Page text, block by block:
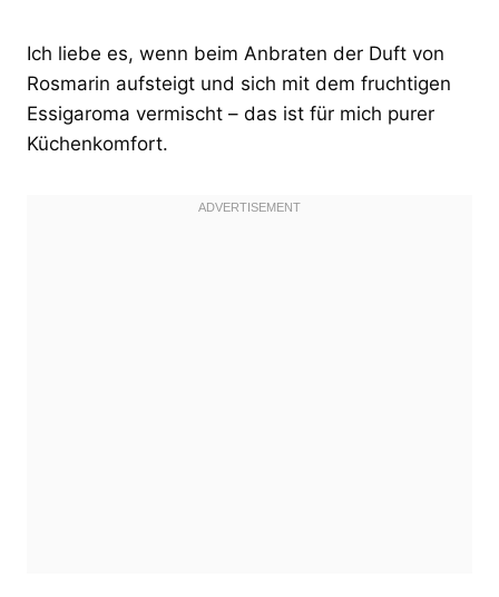
Ich liebe es, wenn beim Anbraten der Duft von
Rosmarin aufsteigt und sich mit dem fruchtigen
Essigaroma vermischt – das ist für mich purer
Küchenkomfort.